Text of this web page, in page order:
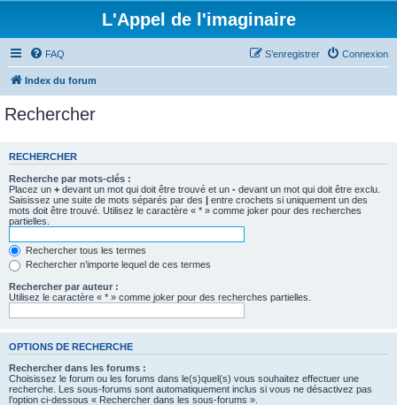
L'Appel de l'imaginaire
FAQ Connexion
S’enregistrer
Index du forum
Rechercher
RECHERCHER
Recherche par mots-clés :
Placez un + devant un mot qui doit être trouvé et un - devant un mot qui doit être exclu.
Saisissez une suite de mots séparés par des | entre crochets si uniquement un des
mots doit être trouvé. Utilisez le caractère « * » comme joker pour des recherches
partielles.
Rechercher tous les termes
Rechercher n’importe lequel de ces termes
Rechercher par auteur :
Utilisez le caractère « * » comme joker pour des recherches partielles.
OPTIONS DE RECHERCHE
Rechercher dans les forums :
Choisissez le forum ou les forums dans le(s)quel(s) vous souhaitez effectuer une
recherche. Les sous-forums sont automatiquement inclus si vous ne désactivez pas
l’option ci-dessous « Rechercher dans les sous-forums ».